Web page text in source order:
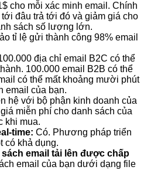
cho mỗi xác minh email. Chính
đâu trả tới đó và giảm giá cho
sách số lượng lớn.
tỉ lệ gửi thành công 98% email
địa chỉ email B2C có thể
100.000 email B2B có thể
có thể mất khoảng mười phút
email của bạn.
hệ với bộ phận kinh doanh của
miễn phí cho danh sách của
khi mua.
time: Có. Phương pháp triển
có khả dụng.
email tải lên được chấp
email của bạn dưới dạng file